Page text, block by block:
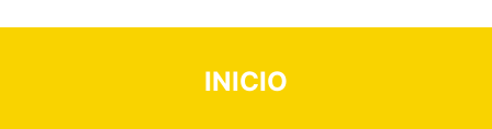
INICIO